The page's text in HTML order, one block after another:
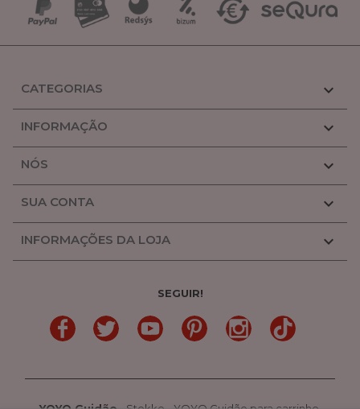
CATEGORIAS 
INFORMAÇÃO 
NÓS 
SUA CONTA 
INFORMAÇÕES DA LOJA 
SEGUIR!
LinkedIn Gorjeio YouTube PinterestLinkedinTikTok